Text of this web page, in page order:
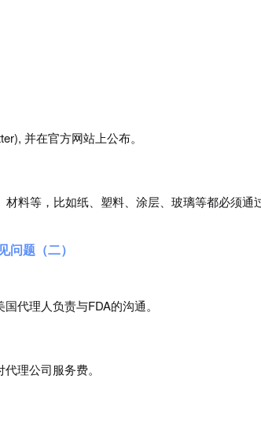
并在官方网站上公布。
料等，比如纸、塑料、涂层、玻璃等都必须通
问题（二）
代理人负责与FDA的沟通。
理公司服务费。